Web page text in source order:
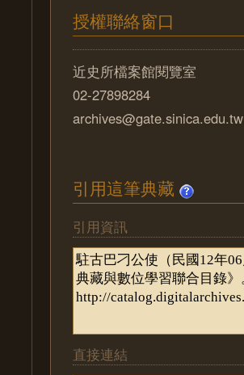
授權聯絡窗口
近史所檔案館閱覽室
02-27898284
archives@gate.sinica.edu.tw
引用這筆典藏
引用資訊
直接連結